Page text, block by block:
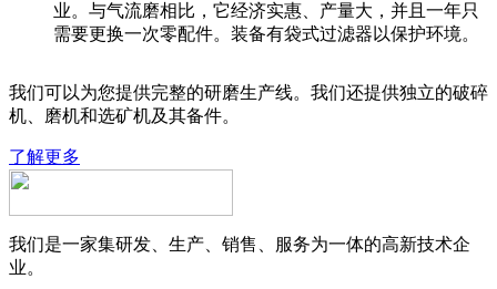
业。与气流磨相比，它经济实惠、产量大，并且一年只
需要更换一次零配件。装备有袋式过滤器以保护环境。
我们可以为您提供完整的研磨生产线。我们还提供独立的破碎
机、磨机和选矿机及其备件。
了解更多
我们是一家集研发、生产、销售、服务为一体的高新技术企
业。